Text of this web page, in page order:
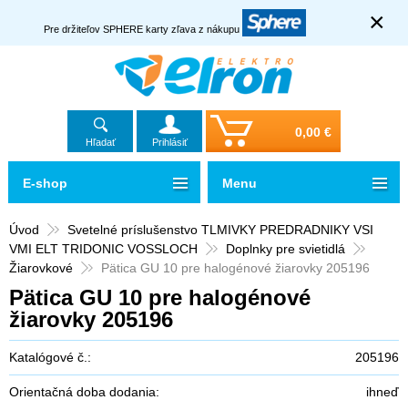
Pre držiteľov SPHERE karty zľava z nákupu ×
Hľadať Prihlásiť
0,00 €
Úvod
Svetelné príslušenstvo TLMIVKY PREDRADNIKY VSI
VMI ELT TRIDONIC VOSSLOCH
Doplnky pre svietidlá
Žiarovkové
Pätica GU 10 pre halogénové žiarovky 205196
Pätica GU 10 pre halogénové
žiarovky 205196
Katalógové č.: 205196
Orientačná doba dodania: ihneď
E-shop Menu